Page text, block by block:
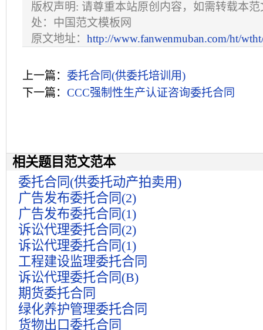
版权声明: 请尊重本站原创内容，如需转载本
处：中国范文模板网
原文地址： http://www.fanwenmuban.com/ht/
上一篇： 委托合同(供委托培训用)
下一篇： CCC强制性生产认证咨询委托合同
相关题目范文范本
委托合同(供委托动产拍卖用)
广告发布委托合同(2)
广告发布委托合同(1)
诉讼代理委托合同(2)
诉讼代理委托合同(1)
工程建设监理委托合同
诉讼代理委托合同(B)
期货委托合同
绿化养护管理委托合同
货物出口委托合同